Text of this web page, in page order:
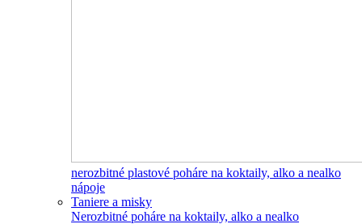
nerozbitné plastové poháre na koktaily, alko a nealko
nápoje
Taniere a misky
Nerozbitné poháre na koktaily, alko a nealko